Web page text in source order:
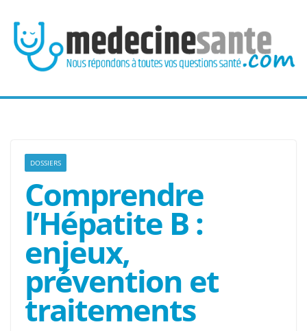
contenu
DOSSIERS
Comprendre
l’Hépatite B :
enjeux,
prévention et
traitements